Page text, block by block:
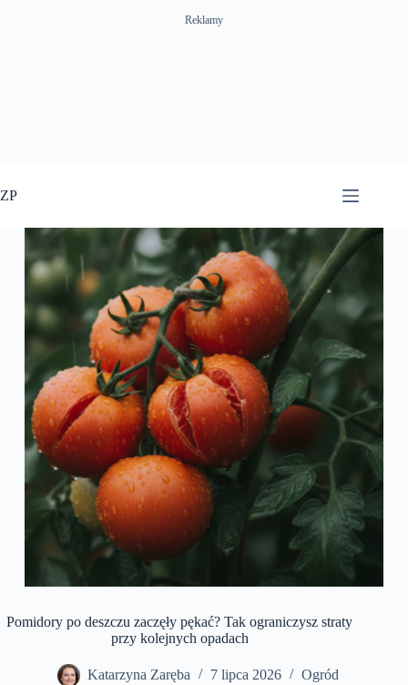
Reklamy
do
treści
ZP
Pomidory po deszczu zaczęły pękać? Tak ograniczysz straty
przy kolejnych opadach
Katarzyna Zaręba 7 lipca 2026 Ogród